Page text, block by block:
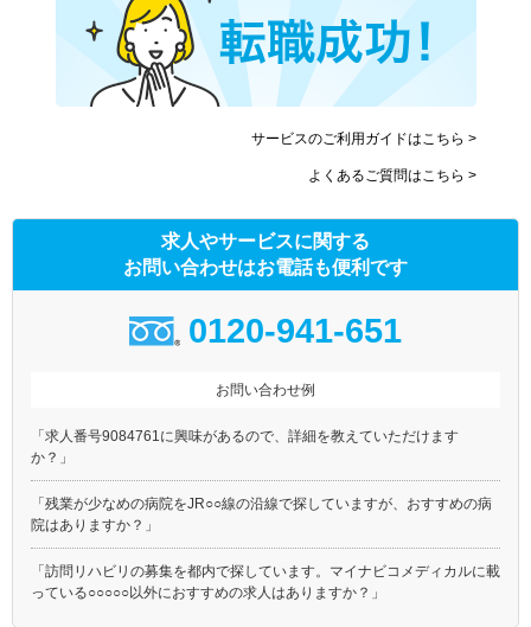
サービスのご利用ガイドはこちら >
よくあるご質問はこちら >
求人やサービスに関する
お問い合わせはお電話も便利です
0120-941-651
お問い合わせ例
「求人番号9084761に興味があるので、詳細を教えていただけます
か？」
「残業が少なめの病院をJR○○線の沿線で探していますが、おすすめの病
院はありますか？」
「訪問リハビリの募集を都内で探しています。マイナビコメディカルに載
っている○○○○○以外におすすめの求人はありますか？」